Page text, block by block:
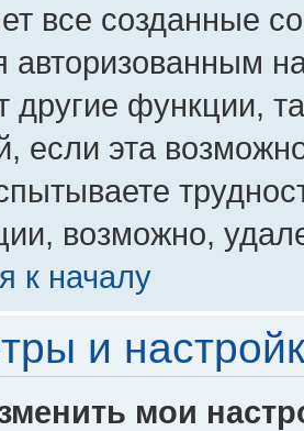
все созданные
авторизованным
другие функции,
если эта
возможно,
к началу
и
мои